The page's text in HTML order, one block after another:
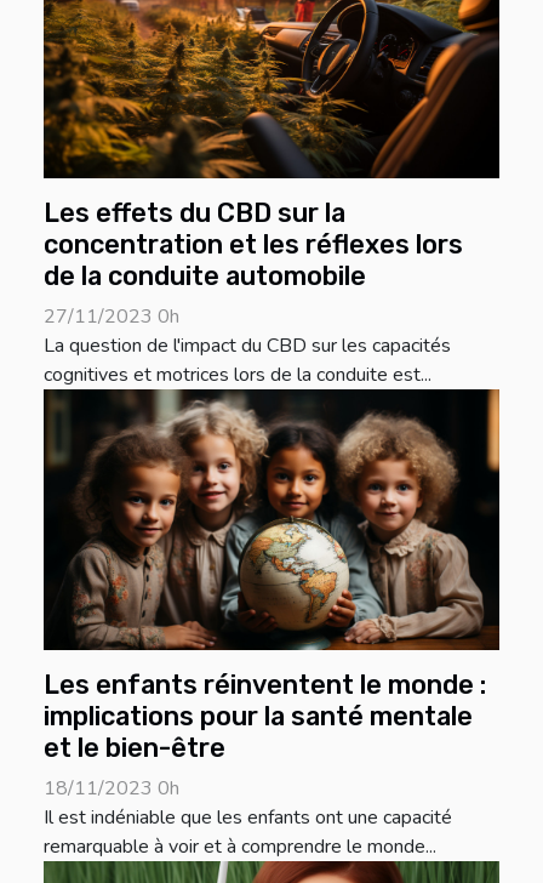
Les effets du CBD sur la
concentration et les réflexes lors
de la conduite automobile
27/11/2023 0h
La question de l'impact du CBD sur les capacités
cognitives et motrices lors de la conduite est...
Les enfants réinventent le monde :
implications pour la santé mentale
et le bien-être
18/11/2023 0h
Il est indéniable que les enfants ont une capacité
remarquable à voir et à comprendre le monde...